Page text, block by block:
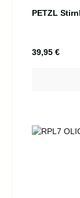
PETZL
Regulärer
39,95 €